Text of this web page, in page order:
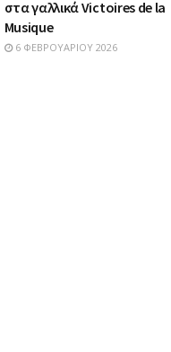
στα γαλλικά Victoires de la
Musique
6 ΦΕΒΡΟΥΑΡΊΟΥ 2026